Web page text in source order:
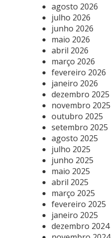
agosto 2026
julho 2026
junho 2026
maio 2026
abril 2026
março 2026
fevereiro 2026
janeiro 2026
dezembro 2025
novembro 2025
outubro 2025
setembro 2025
agosto 2025
julho 2025
junho 2025
maio 2025
abril 2025
março 2025
fevereiro 2025
janeiro 2025
dezembro 2024